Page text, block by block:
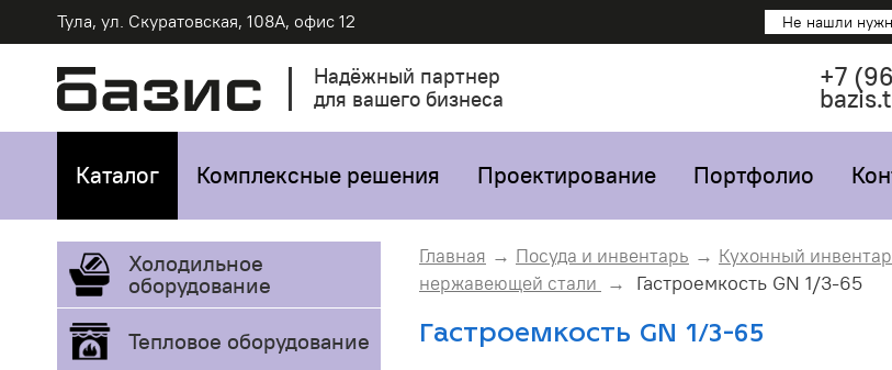
Тула, ул. Скуратовская, 108А, офис 12 Не нашли
Надёжный партнер
для вашего бизнеса
+7
Каталог Комплексные решения Проектирование Портфолио
Холодильное
оборудование
Тепловое оборудование
Главная Посуда и инвентарь Кухонный
нержавеющей стали
Гастроемкость GN 1/3-65
Гастроемкость GN 1/3-65